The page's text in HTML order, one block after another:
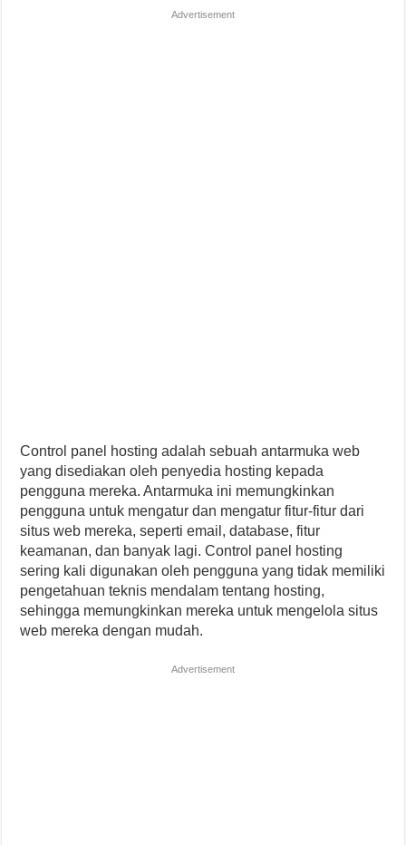
Advertisement
Control panel hosting adalah sebuah antarmuka web
yang disediakan oleh penyedia hosting kepada
pengguna mereka. Antarmuka ini memungkinkan
pengguna untuk mengatur dan mengatur fitur-fitur dari
situs web mereka, seperti email, database, fitur
keamanan, dan banyak lagi. Control panel hosting
sering kali digunakan oleh pengguna yang tidak memiliki
pengetahuan teknis mendalam tentang hosting,
sehingga memungkinkan mereka untuk mengelola situs
web mereka dengan mudah.
Advertisement